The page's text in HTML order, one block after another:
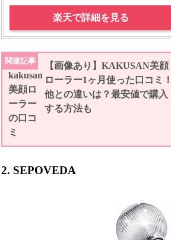
楽天で詳細を見る
関連記事
【画像あり】KAKUSAN美顔
ローラー1ヶ月使った口コミ！
他との違いは？最安値で購入
する方法も
2. SEPOVEDA